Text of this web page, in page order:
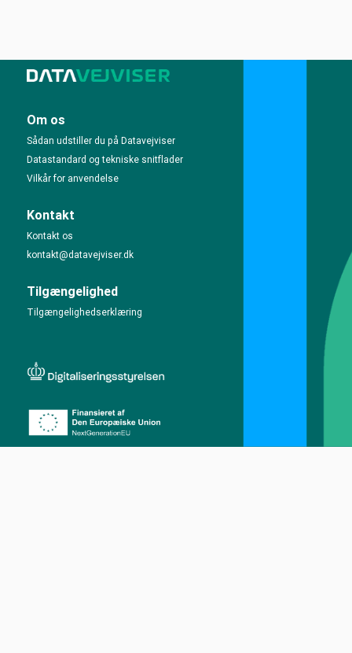
Om os
Sådan udstiller du på Datavejviser
Datastandard og tekniske snitflader
Vilkår for anvendelse
Kontakt
Kontakt os
kontakt@datavejviser.dk
Tilgængelighed
Tilgængelighedserklæring